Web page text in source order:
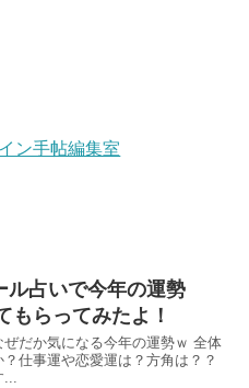
ン手帖編集室
ル占いで今年の運勢
もらってみたよ！
ぜだか気になる今年の運勢ｗ 全体
仕事運や恋愛運は？方角は？？
...